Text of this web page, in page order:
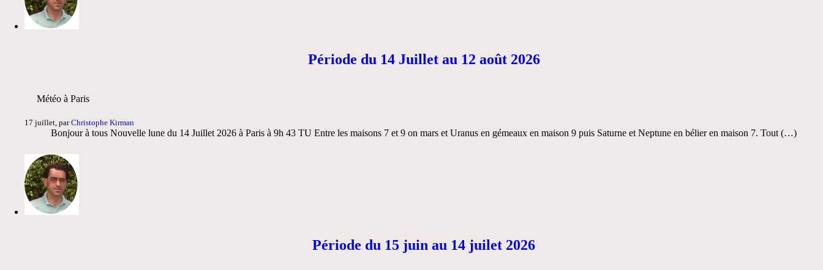
Période du 14 Juillet au 12 août 2026
Météo à Paris
17 juillet, parChristophe Kirman
Bonjour à tous Nouvelle lune du 14 Juillet 2026 à Paris à 9h 43 TU Entre les maisons 7 et 9 on mars et Uranus en gémeaux en maison 9 puis Saturne et Neptune en bélier en maison 7. Tout (…)
Période du 15 juin au 14 juilet 2026